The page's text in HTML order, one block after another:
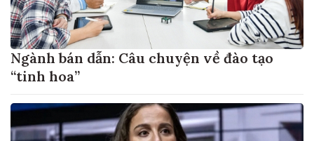
Ngành bán dẫn: Câu chuyện về đào tạo
“tinh hoa”